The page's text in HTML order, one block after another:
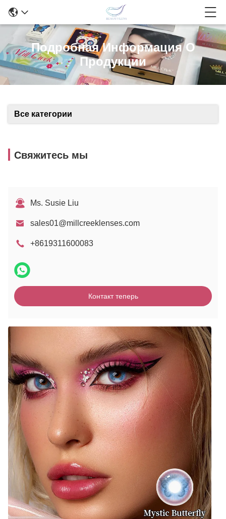
Подробная Информация О
Продукции
Все категории
Свяжитесь мы
Ms. Susie Liu
sales01@millcreeklenses.com
+8619311600083
Контакт теперь